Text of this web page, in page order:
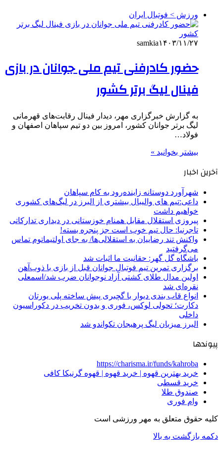
ورزش > فوتبال ایران
samkia۱۴۰۳/۱۱/۲۷
حضور کادرفنی تیم ملی جوانان در بازی
فینال لیگ برتر کشور
به گزارش خبرگزاری مهر، دیدار فینال رقابت‌های قهرمانی
لیگ برتر جوانان کشور، امروز بین دو تیم سپاهان اصفهان و
فولاد…
بیشتر بخوانید »
آخرین اخبار
شهرآورد دوستانه زاینده‌رود به کام سپاهان
داعی:تیم های والیبال بیشتری از البرز در لیگ‌های کشوری
خواهیم داشت
پیروزی استقلال مقابل همنام خوزستانی در دیداری تدارکاتی
تاجرنیا: حال تیم خوب است جز پنجره بسته!
واکنش تند رضاییان به استقلالی‌ها/ به جای اولتیماتوم تماس
می‌گرفتید
باشگاه گل گهر: حقانیت ما اثبات شد
برگزاری تمرین تیم فوتبال جوانان قبل از بازی با ذوب‌آهن
اولین مدال طلای کشتی آزاد نوجوانان ضرب شد/اسمعلی
نقره‌ای شد
انواع قاب بندی دیوار با گچبری پیش ساخته پلی یورتان
دکارت؛ تحولی لوکس، فوری و بدون تخریب در دکوراسیون
داخلی
البرز میزبان لیگ پرهیجان تکواندو شد
پیوندها
https://charisma.ir/funds/kahroba
خرید بهترین قهوه | خرید قهوه | قهوه گرنیکا کافی
خرید قسطی
صندوق طلا
وام فوری
کلیه حقوق متعلق به مهر ورزشی است
دکمه بازگشت به بالا